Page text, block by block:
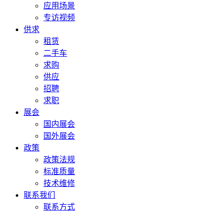
应用场景
专访视频
供求
租赁
二手车
求购
供应
招聘
求职
展会
国内展会
国外展会
政策
政策法规
标准质量
技术维修
联系我们
联系方式